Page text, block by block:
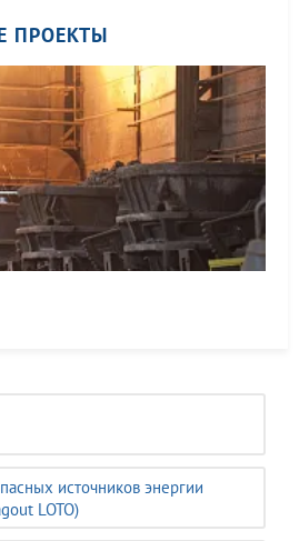
источников энергии
LOTO)
ПРОЕКТЫ